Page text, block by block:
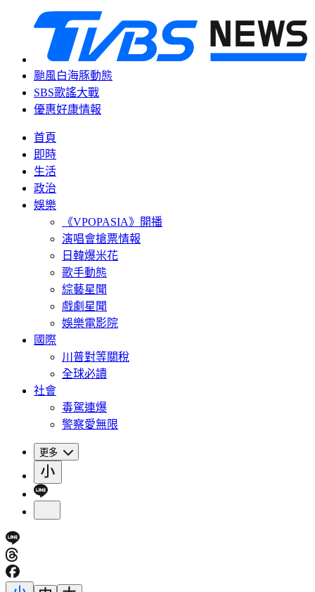
颱風白海豚動態
SBS歌謠大戰
優惠好康情報
首頁
即時
生活
政治
娛樂
《VPOPASIA》開播
演唱會搶票情報
日韓爆米花
歌手動態
綜藝星聞
戲劇星聞
娛樂電影院
國際
川普對等關稅
全球必讀
社會
毒駕連爆
警察愛無限
更多